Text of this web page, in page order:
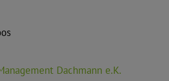
Dachmann e.K.